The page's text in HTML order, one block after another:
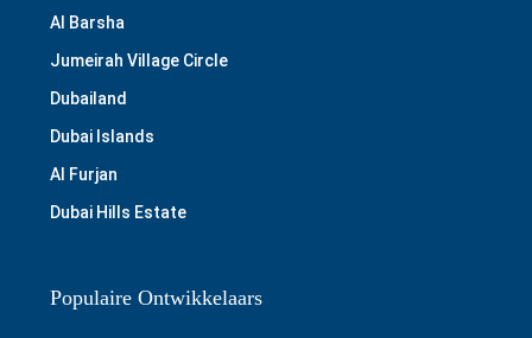
Al Barsha
Jumeirah Village Circle
Dubailand
Dubai Islands
Al Furjan
Dubai Hills Estate
Populaire Ontwikkelaars